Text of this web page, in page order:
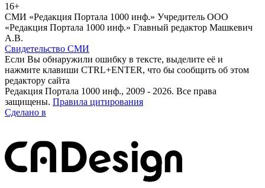
16+
СМИ «Редакция Портала 1000 инф.» Учредитель ООО
«Редакция Портала 1000 инф.» Главный редактор Машкевич
А.В.
Свидетельство СМИ
Если Вы обнаружили ошибку в тексте, выделите её и
нажмите клавиши CTRL+ENTER, что бы сообщить об этом
редактору сайта
Редакция Портала 1000 инф., 2009 - 2026. Все права
защищены. Правила цитирования
Сделано в